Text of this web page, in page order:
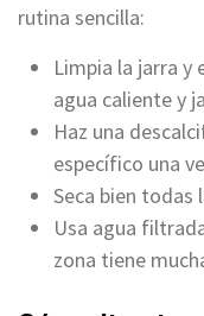
rutina sencilla:
Limpia la jarra y
agua caliente y
Haz una
específico una
Seca bien todas
Usa agua
zona tiene